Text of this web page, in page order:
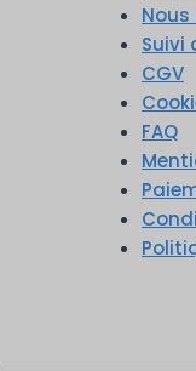
Suivi
CGV
FAQ